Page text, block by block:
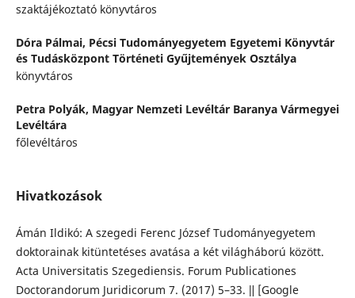
szaktájékoztató könyvtáros
Dóra Pálmai, Pécsi Tudományegyetem Egyetemi Könyvtár
és Tudásközpont Történeti Gyűjtemények Osztálya
könyvtáros
Petra Polyák, Magyar Nemzeti Levéltár Baranya Vármegyei
Levéltára
főlevéltáros
Hivatkozások
Ámán Ildikó: A szegedi Ferenc József Tudományegyetem
doktorainak kitüntetéses avatása a két világháború között.
Acta Universitatis Szegediensis. Forum Publicationes
Doctorandorum Juridicorum 7. (2017) 5–33. ǁ [Google